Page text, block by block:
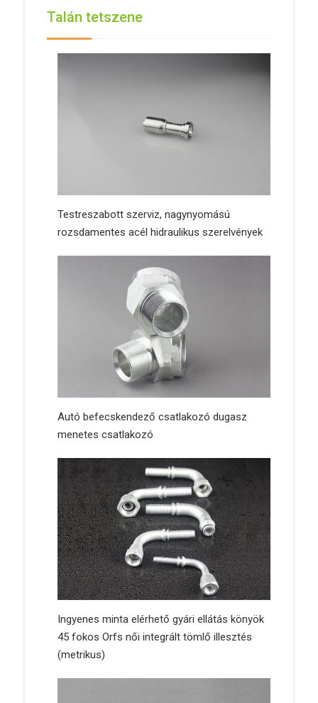
Talán tetszene
Testreszabott szerviz, nagynyomású
rozsdamentes acél hidraulikus szerelvények
Autó befecskendező csatlakozó dugasz
menetes csatlakozó
Ingyenes minta elérhető gyári ellátás könyök
45 fokos Orfs női integrált tömlő illesztés
(metrikus)